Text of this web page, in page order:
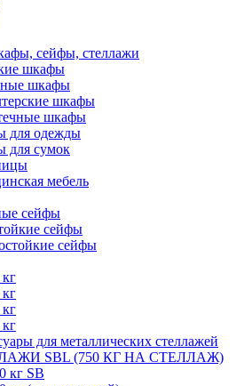
сейфы, стеллажи
шкафы
шкафы
шкафы
шкафы
для одежды
для сумок
мебель
сейфы
сейфы
сейфы
для металлических стеллажей
SBL (750 КГ НА СТЕЛЛАЖ)
кг SB